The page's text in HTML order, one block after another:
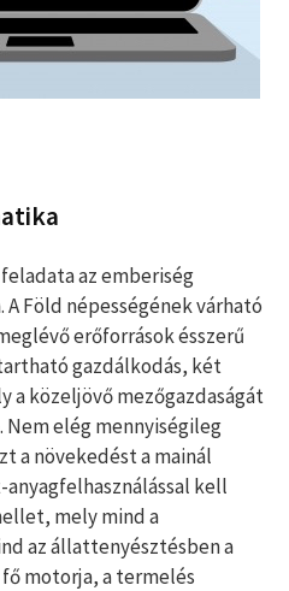
az emberiség
Föld népességének várható
erőforrások ésszerű
gazdálkodás, két
a közeljövő mezőgazdaságát
elég mennyiségileg
a növekedést a mainál
kell
mely mind a
az állattenyésztésben a
motorja, a termelés